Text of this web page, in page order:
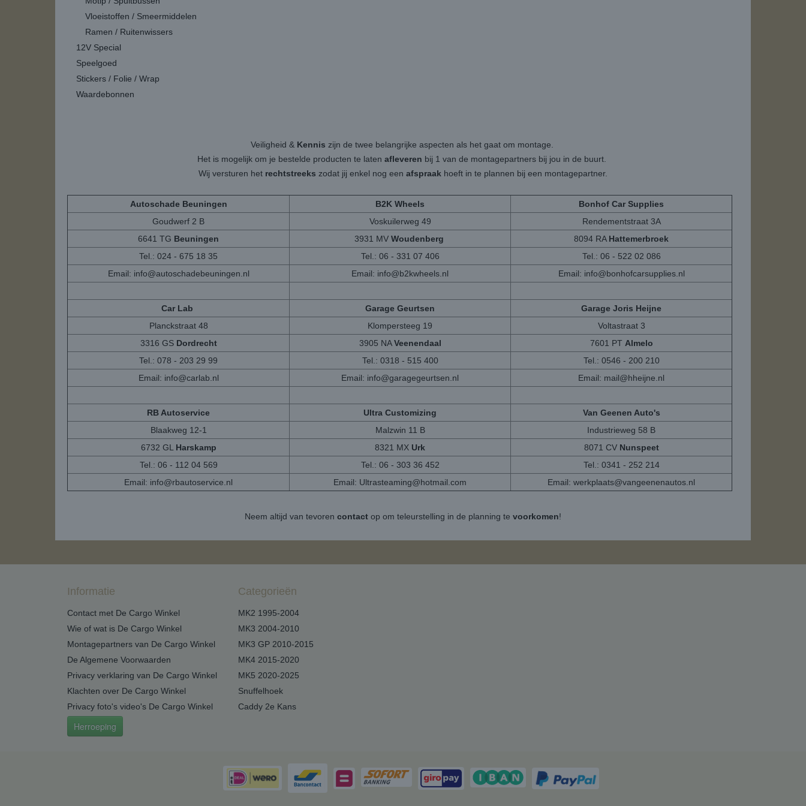
Vloeistoffen / Smeermiddelen
Ramen / Ruitenwissers
12V Special
Speelgoed
Stickers / Folie / Wrap
Waardebonnen
Veiligheid & Kennis zijn de twee belangrijke aspecten als het gaat om montage.
Het is mogelijk om je bestelde producten te laten afleveren bij 1 van de montagepartners bij jou in de buurt.
Wij versturen het rechtstreeks zodat jij enkel nog een afspraak hoeft in te plannen bij een montagepartner.
Autoschade Beuningen B2K Wheels
Bonhof Car Supplies
Goudwerf 2 B
Voskuilerweg 49
Rendementstraat 3A
6641 TG Beuningen 3931 MV Woudenberg 8094 RA Hattemerbroek
Tel.: 024 - 675 18 35
Tel.: 06 - 331 07 406
Tel.: 06 - 522 02 086
Email: info@autoschadebeuningen.nl Email: info@b2kwheels.nl Email: info@bonhofcarsupplies.nl
Car Lab Garage Geurtsen
Garage Joris Heijne
Planckstraat 48
Klompersteeg 19
Voltastraat 3
3316 GS Dordrecht 3905 NAVeenendaal 7601 PT Almelo
Tel.: 078 - 203 29 99
Tel.: 0318 - 515 400
Tel.: 0546 - 200 210
Email: info@carlab.nl Email: info@garagegeurtsen.nl Email: mail@hheijne.nl
RB Autoservice Ultra Customizing
Van Geenen Auto's
Blaakweg 12-1
Malzwin 11 B
Industrieweg 58 B
6732 GL Harskamp 8321 MX Urk 8071 CV Nunspeet
Tel.: 06 - 112 04 569
Tel.: 06 - 303 36 452
Tel.: 0341 - 252 214
Email: info@rbautoservice.nl Email: Ultrasteaming@hotmail.com Email: werkplaats@vangeenenautos.nl
Neem altijd van tevoren contact op om teleurstelling in de planning te voorkomen!
Informatie
Contact met De Cargo Winkel
Wie of wat is De Cargo Winkel
Montagepartners van De Cargo Winkel
De Algemene Voorwaarden
Privacy verklaring van De Cargo Winkel
Klachten over De Cargo Winkel
Privacy foto's video's De Cargo Winkel
Herroeping
Categorieën
MK2 1995-2004
MK3 2004-2010
MK3 GP 2010-2015
MK4 2015-2020
MK5 2020-2025
Snuffelhoek
Caddy 2e Kans